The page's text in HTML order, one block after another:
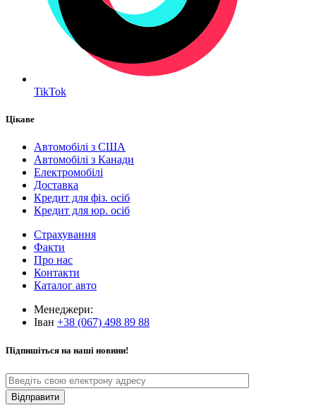
TikTok
Цікаве
Автомобілі з США
Автомобілі з Канади
Електромобілі
Доставка
Кредит для фіз. осіб
Кредит для юр. осіб
Страхування
Факти
Про нас
Контакти
Каталог авто
Менеджери:
Іван +38 (067) 498 89 88
Підпишіться на наші новини!